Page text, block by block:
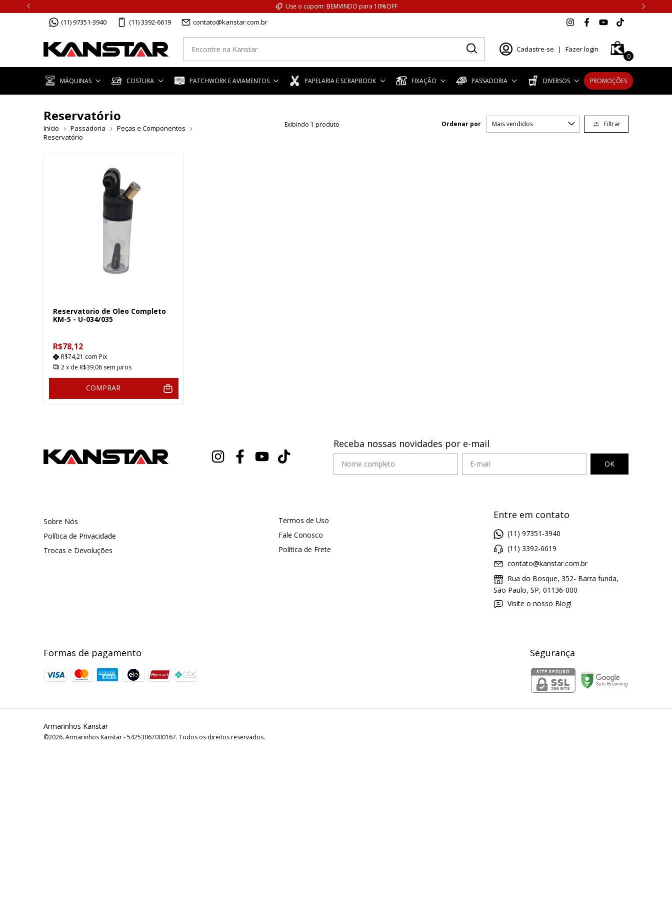
Use o cupom: BEMVINDO para 10%OFF
(11) 97351-3940 (11) 3392-6619 contato@kanstar.com.br
Cadastre-se | Fazer login
0
MÁQUINAS COSTURA PATCHWORK E AVIAMENTOS PAPELARIA E SCRAPBOOK FIXAÇÃO PASSADORIA DIVERSOS PROMOÇÕES
Reservatório
Início Passadoria
Peças e Componentes
Reservatório
Exibindo 1 produto Ordenar por Filtrar
Reservatorio de Oleo Completo
KM-5 - U-034/035
R$78,12
R$74,21 com Pix
2x de R$39,06 sem juros
COMPRAR
Receba nossas novidades por e-mail
Sobre Nós
Política de Privacidade
Trocas e Devoluções
Termos de Uso
Fale Conosco
Política de Frete
Entre em contato
(11) 97351-3940
(11) 3392-6619
contato@kanstar.com.br
Rua do Bosque, 352- Barra funda,
São Paulo, SP, 01136-000
Visite o nosso Blog!
Formas de pagamento Segurança
Armarinhos Kanstar
©2026. Armarinhos Kanstar - 54253067000167. Todos os direitos reservados.